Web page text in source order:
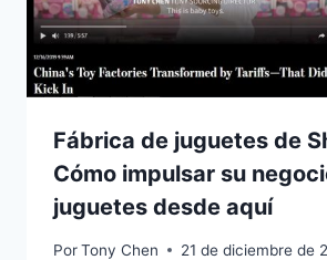
Fábrica de juguetes de
Cómo impulsar su
juguetes desde aquí
PorTony Chen 21 de diciembre de